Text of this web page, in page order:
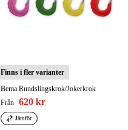
Finns i fler varianter
Bema Rundslingskrok/Jokerkrok
Från 620 kr
Jämför